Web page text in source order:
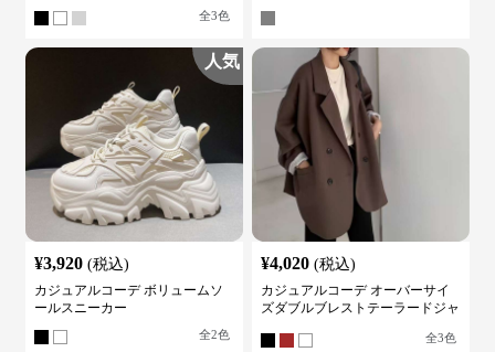
全3色
人気
¥3,920 (税込)
カジュアルコーデ ボリュームソ
ールスニーカー
全2色
¥4,020 (税込)
カジュアルコーデ オーバーサイ
ズダブルブレストテーラードジャ
全3色